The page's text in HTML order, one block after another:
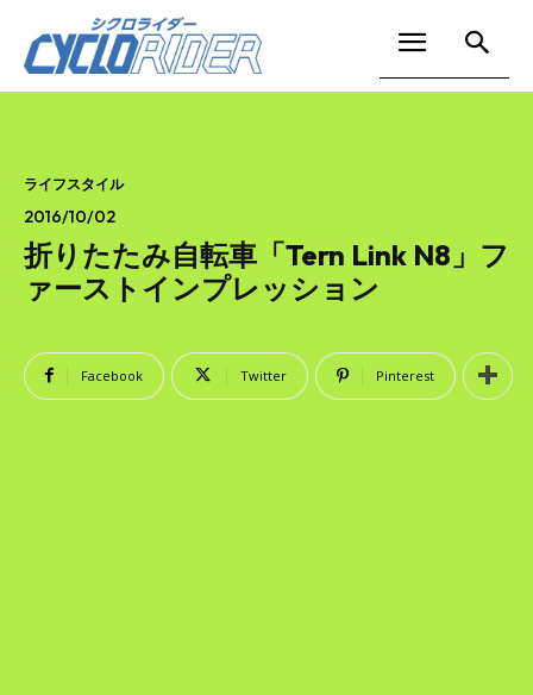
ライフスタイル
2016/10/02
折りたたみ自転車「Tern Link N8」フ
ァーストインプレッション
Facebook Twitter Pinterest